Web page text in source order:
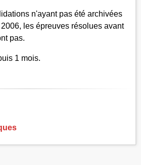
n'ayant pas été archivées
les épreuves résolues avant
pas.
1 mois.